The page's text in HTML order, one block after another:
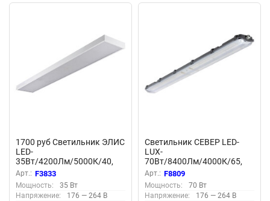
1700 руб Светильник ЭЛИС
LED-
35Вт/4200Лм/5000К/40,
прозр, 1200х180х40мм
F3833
Арт.: F3833
Мощность:
35 Вт
Напряжение:
176 — 264 В
Светильник СЕВЕР LED-
LUX-
70Вт/8400Лм/4000К/65,
прозр F8809
Арт.: F8809
Мощность:
70 Вт
Напряжение:
176 — 264 В